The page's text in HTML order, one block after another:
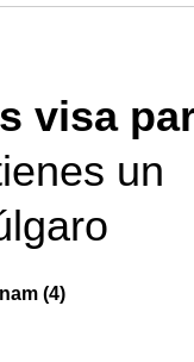
visa
un
(4)